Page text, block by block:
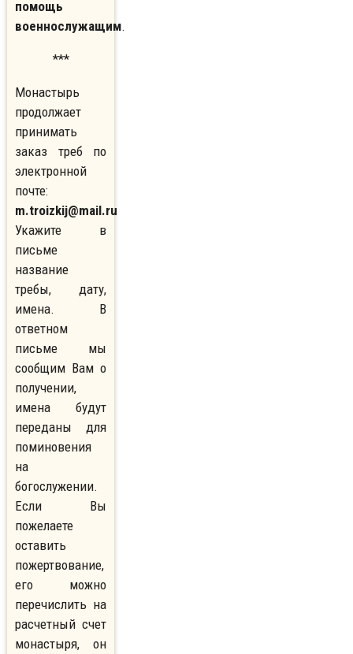
помощь
военнослужащим.
***
Монастырь
продолжает
принимать
заказ треб по
электронной
почте:
m.troizkij@mail.ru
Укажите в
письме
название
требы, дату,
имена. В
ответном
письме мы
сообщим Вам о
получении,
имена будут
переданы для
поминовения
на
богослужении.
Если Вы
пожелаете
оставить
пожертвование,
его можно
перечислить на
расчетный счет
монастыря, он